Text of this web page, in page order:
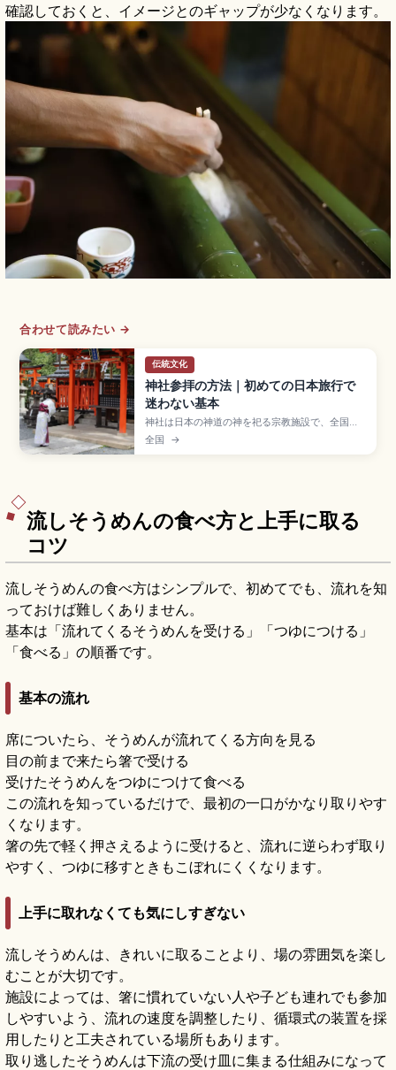
確認しておくと、イメージとのギャップが少なくなります。
合わせて読みたい →
伝統文化
神社参拝の方法｜初めての日本旅行で
迷わない基本
神社は日本の神道の神を祀る宗教施設で、全国に
約8万社あるとされる。参拝の基本は「鳥居をくぐ
る→手水舎で清める→拝殿で参拝」の3ステップ。
全国 →
流しそうめんの食べ方と上手に取る
コツ
流しそうめんの食べ方はシンプルで、初めてでも、流れを知
っておけば難しくありません。
基本は「流れてくるそうめんを受ける」「つゆにつける」
「食べる」の順番です。
基本の流れ
席についたら、そうめんが流れてくる方向を見る
目の前まで来たら箸で受ける
受けたそうめんをつゆにつけて食べる
この流れを知っているだけで、最初の一口がかなり取りやす
くなります。
箸の先で軽く押さえるように受けると、流れに逆らわず取り
やすく、つゆに移すときもこぼれにくくなります。
上手に取れなくても気にしすぎない
流しそうめんは、きれいに取ることより、場の雰囲気を楽し
むことが大切です。
施設によっては、箸に慣れていない人や子ども連れでも参加
しやすいよう、流れの速度を調整したり、循環式の装置を採
用したりと工夫されている場所もあります。
取り逃したそうめんは下流の受け皿に集まる仕組みになって